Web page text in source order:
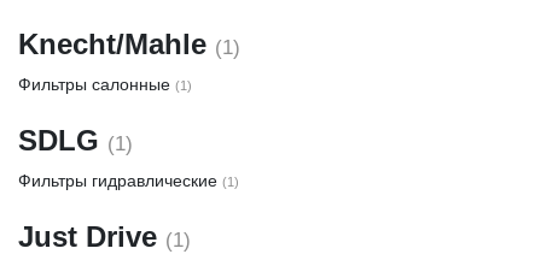
Knecht/Mahle (1)
Фильтры салонные (1)
SDLG (1)
Фильтры гидравлические (1)
Just Drive (1)